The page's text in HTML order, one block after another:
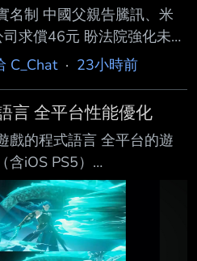
名制 中國父親告騰訊、米
求償46元 盼法院強化未成
08-07 By 薯泥 中國河南省
）、網易
（miHoYo）以及三七互
）等四家 中國
人民幣 10 元（約新台幣
秦華強調，提告目的並非
透過司法途徑督促遊戲業者
C_Chat· 23小時前
言 全平台性能優化
戲的程式語言 全平台的遊
iOS PS5）
rLku89G.jpeg
右上角有幀
能優化終於被提到了 而且